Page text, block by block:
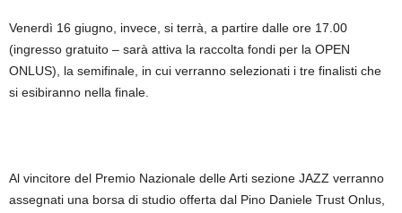
Venerdì 16 giugno, invece, si terrà, a partire dalle ore 17.00
(ingresso gratuito – sarà attiva la raccolta fondi per la OPEN
ONLUS), la semifinale, in cui verranno selezionati i tre finalisti che
si esibiranno nella finale.
Al vincitore del Premio Nazionale delle Arti sezione JAZZ verranno
assegnati una borsa di studio offerta dal Pino Daniele Trust Onlus,